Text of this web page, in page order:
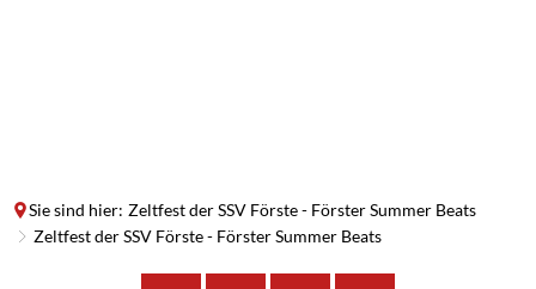
Sie sind hier: Zeltfest der SSV Förste - Förster Summer Beats
Zeltfest der SSV Förste - Förster Summer Beats